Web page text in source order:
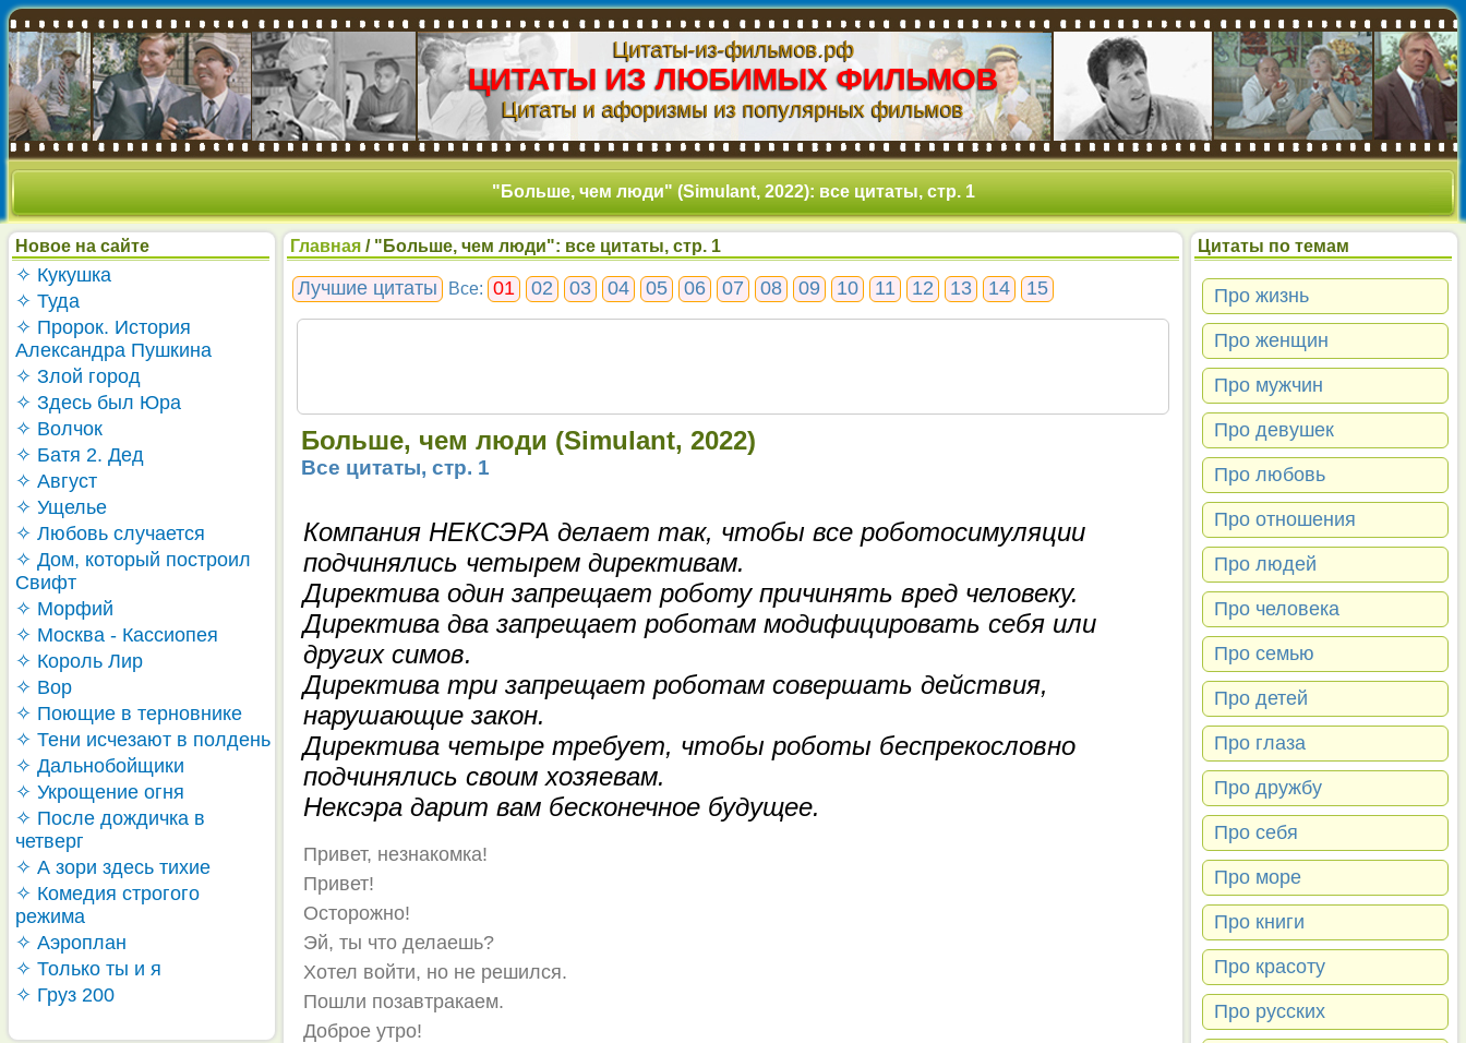
Цитаты-из-фильмов.рф
ЦИТАТЫ ИЗ ЛЮБИМЫХ ФИЛЬМОВ
Цитаты и афоризмы из популярных фильмов
"Больше, чем люди" (Simulant, 2022): все цитаты, стр. 1
Новое на сайте
✧ Кукушка
✧ Туда
✧ Пророк. История
Александра Пушкина
✧ Злой город
✧ Здесь был Юра
✧ Волчок
✧ Батя 2. Дед
✧ Август
✧ Ущелье
✧ Любовь случается
✧ Дом, который построил
Свифт
✧ Морфий
✧ Москва - Кассиопея
✧ Король Лир
✧ Вор
✧ Поющие в терновнике
✧ Тени исчезают в полдень
✧ Дальнобойщики
✧ Укрощение огня
✧ После дождичка в
четверг
✧ А зори здесь тихие
✧ Комедия строгого
режима
✧ Аэроплан
✧ Только ты и я
✧ Груз 200
Цитаты по темам
Про жизнь
Про женщин
Про мужчин
Про девушек
Про любовь
Про отношения
Про людей
Про человека
Про семью
Про детей
Про глаза
Про дружбу
Про себя
Про море
Про книги
Про красоту
Про русских
Главная / "Больше, чем люди": все цитаты, стр. 1
Лучшие цитаты Все: 01 02 03 04 05 06 07 08 09 10 11 12 13 14 15
Больше, чем люди (Simulant, 2022)
Все цитаты, стр. 1
Компания НЕКСЭРА делает так, чтобы все роботосимуляции
подчинялись четырем директивам.
Директива один запрещает роботу причинять вред человеку.
Директива два запрещает роботам модифицировать себя или
других симов.
Директива три запрещает роботам совершать действия,
нарушающие закон.
Директива четыре требует, чтобы роботы беспрекословно
подчинялись своим хозяевам.
Нексэра дарит вам бесконечное будущее.
Привет, незнакомка!
Привет!
Осторожно!
Эй, ты что делаешь?
Хотел войти, но не решился.
Пошли позавтракаем.
Доброе утро!